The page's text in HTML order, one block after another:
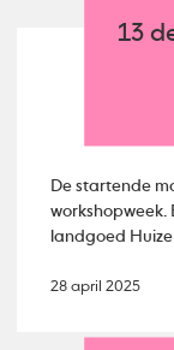
13
De startende
workshopweek.
landgoed Huize
28 april 2025